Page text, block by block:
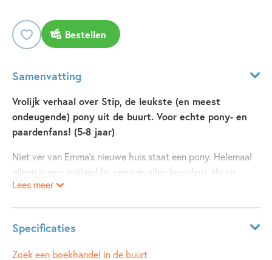
Bestellen
Samenvatting
Vrolijk verhaal over Stip, de leukste (en meest
ondeugende) pony uit de buurt. Voor echte pony- en
paardenfans! (5-8 jaar)
Niet ver van Emma's nieuwe huis staat een pony. Helemaal
alleen in een weiland bij een vervallen boerderij. Hij zit
onder de modder. Emma weet niet veel van paarden, maar
Maar... van wie is Stip eigenlijk? En waar is zijn baasje?
Samen met Mads, een jongen uit de buurt, gaat Emma op
Lees meer
Specificaties
Leeftijdsindicatie: 5 - 8 jaar
Zoek een boekhandel in de buurt